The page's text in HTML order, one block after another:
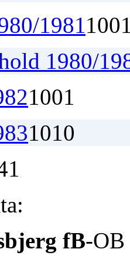
1981100
1980/
1001
1010
fB-OB